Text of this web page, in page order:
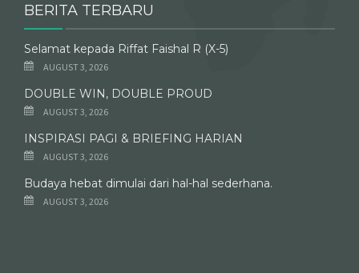
BERITA TERBARU
Selamat kepada Riffat Faishal R (X-5)
AUGUST 3, 2026
DOUBLE WIN, DOUBLE PROUD
AUGUST 3, 2026
INSPIRASI PAGI & BRIEFING HARIAN
AUGUST 3, 2026
Budaya hebat dimulai dari hal-hal sederhana.
AUGUST 3, 2026